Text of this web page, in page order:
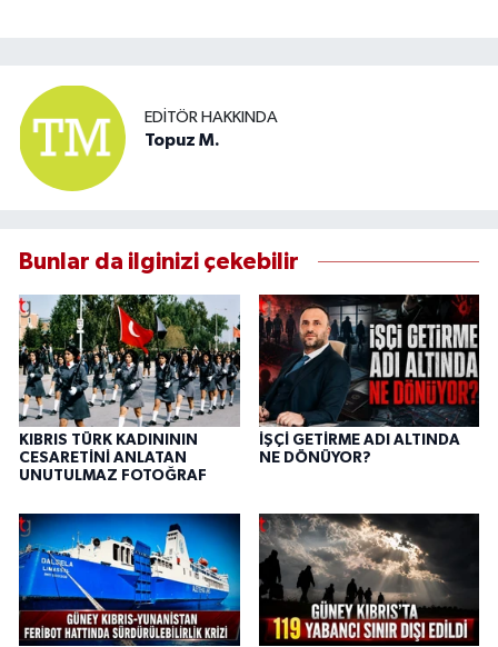
EDITÖR HAKKINDA
Topuz M.
Bunlar da ilginizi çekebilir
KIBRIS TÜRK KADINININ
CESARETİNİ ANLATAN
UNUTULMAZ FOTOĞRAF
İŞÇİ GETİRME ADI ALTINDA
NE DÖNÜYOR?